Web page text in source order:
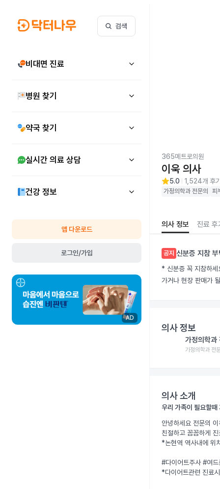
검색
비대면 진료
병원 찾기
약국 찾기
실시간 의료 상담
건강 정보
앱 다운로드
로그인/가입
AD
365메트로의원
이욱 의사
5.0 1,524개 후
가정의학과 전문의 피
의사 정보 진료 후
공지 신분증 지참
* 신분증 꼭 지참하세
가거나 현장 판매가
의사 정보
가정의학과
가정의학과 전
의사 소개
우리 가족이 필요할때
안녕하세요 전문의
친절하고 꼼꼼하게
*논현역 역사내에
#다이어트주사 #여
*다이어트관련 진료